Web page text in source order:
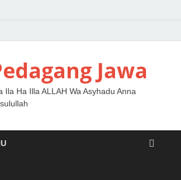
Jawa
Ila Ha Illa ALLAH Wa Asyhadu Anna